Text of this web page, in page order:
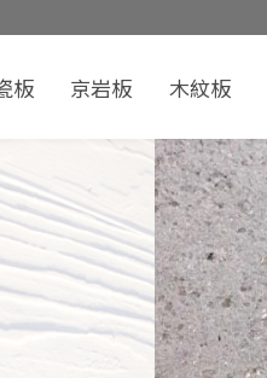
板 京岩板 木紋板